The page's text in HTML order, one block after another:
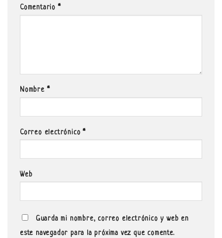
Comentario *
Nombre *
Correo electrónico*
Web
Guarda mi nombre, correo electrónico y web en
este navegador para la próxima vez que comente.